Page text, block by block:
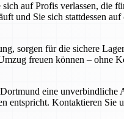
auf Profis verlassen, die
und Sie sich stattdessen
sorgen für die sichere
freuen können –
eine
Kontaktieren Sie